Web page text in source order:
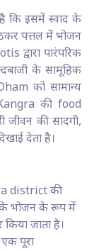
कि इसमें स्वाद के
पत्तल में भोजन
द्वारा पारंपरिक
के सामूहिक
को सामान्य
की food
जीवन की सादगी,
देता है।
district की
के भोजन के रूप में
जाता है।
पूरा